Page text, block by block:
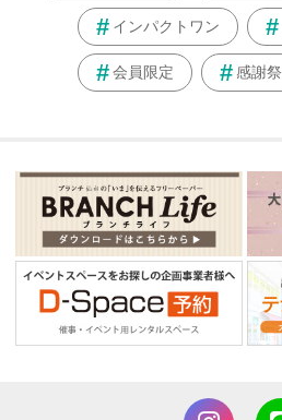
インパクトワン
会員限定 感謝祭